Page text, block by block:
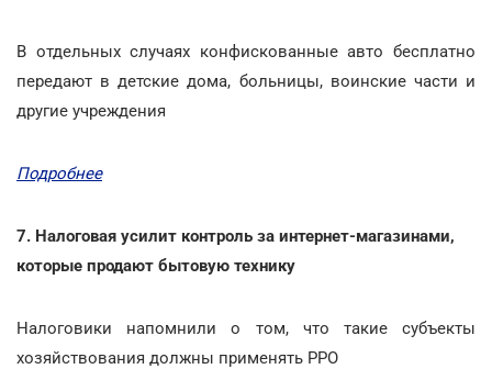
В отдельных случаях конфискованные авто бесплатно
передают в детские дома, больницы, воинские части и
другие учреждения
Подробнее
7. Налоговая усилит контроль за интернет-магазинами,
которые продают бытовую технику
Налоговики напомнили о том, что такие субъекты
хозяйствования должны применять РРО